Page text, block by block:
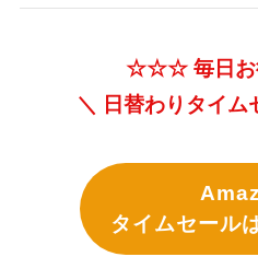
☆☆☆ 毎日
＼ 日替わりタイム
タイムセール